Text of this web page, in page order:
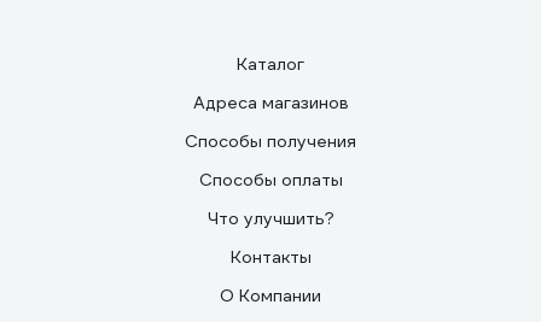
Каталог
Адреса магазинов
Способы получения
Способы оплаты
Что улучшить?
Контакты
О Компании